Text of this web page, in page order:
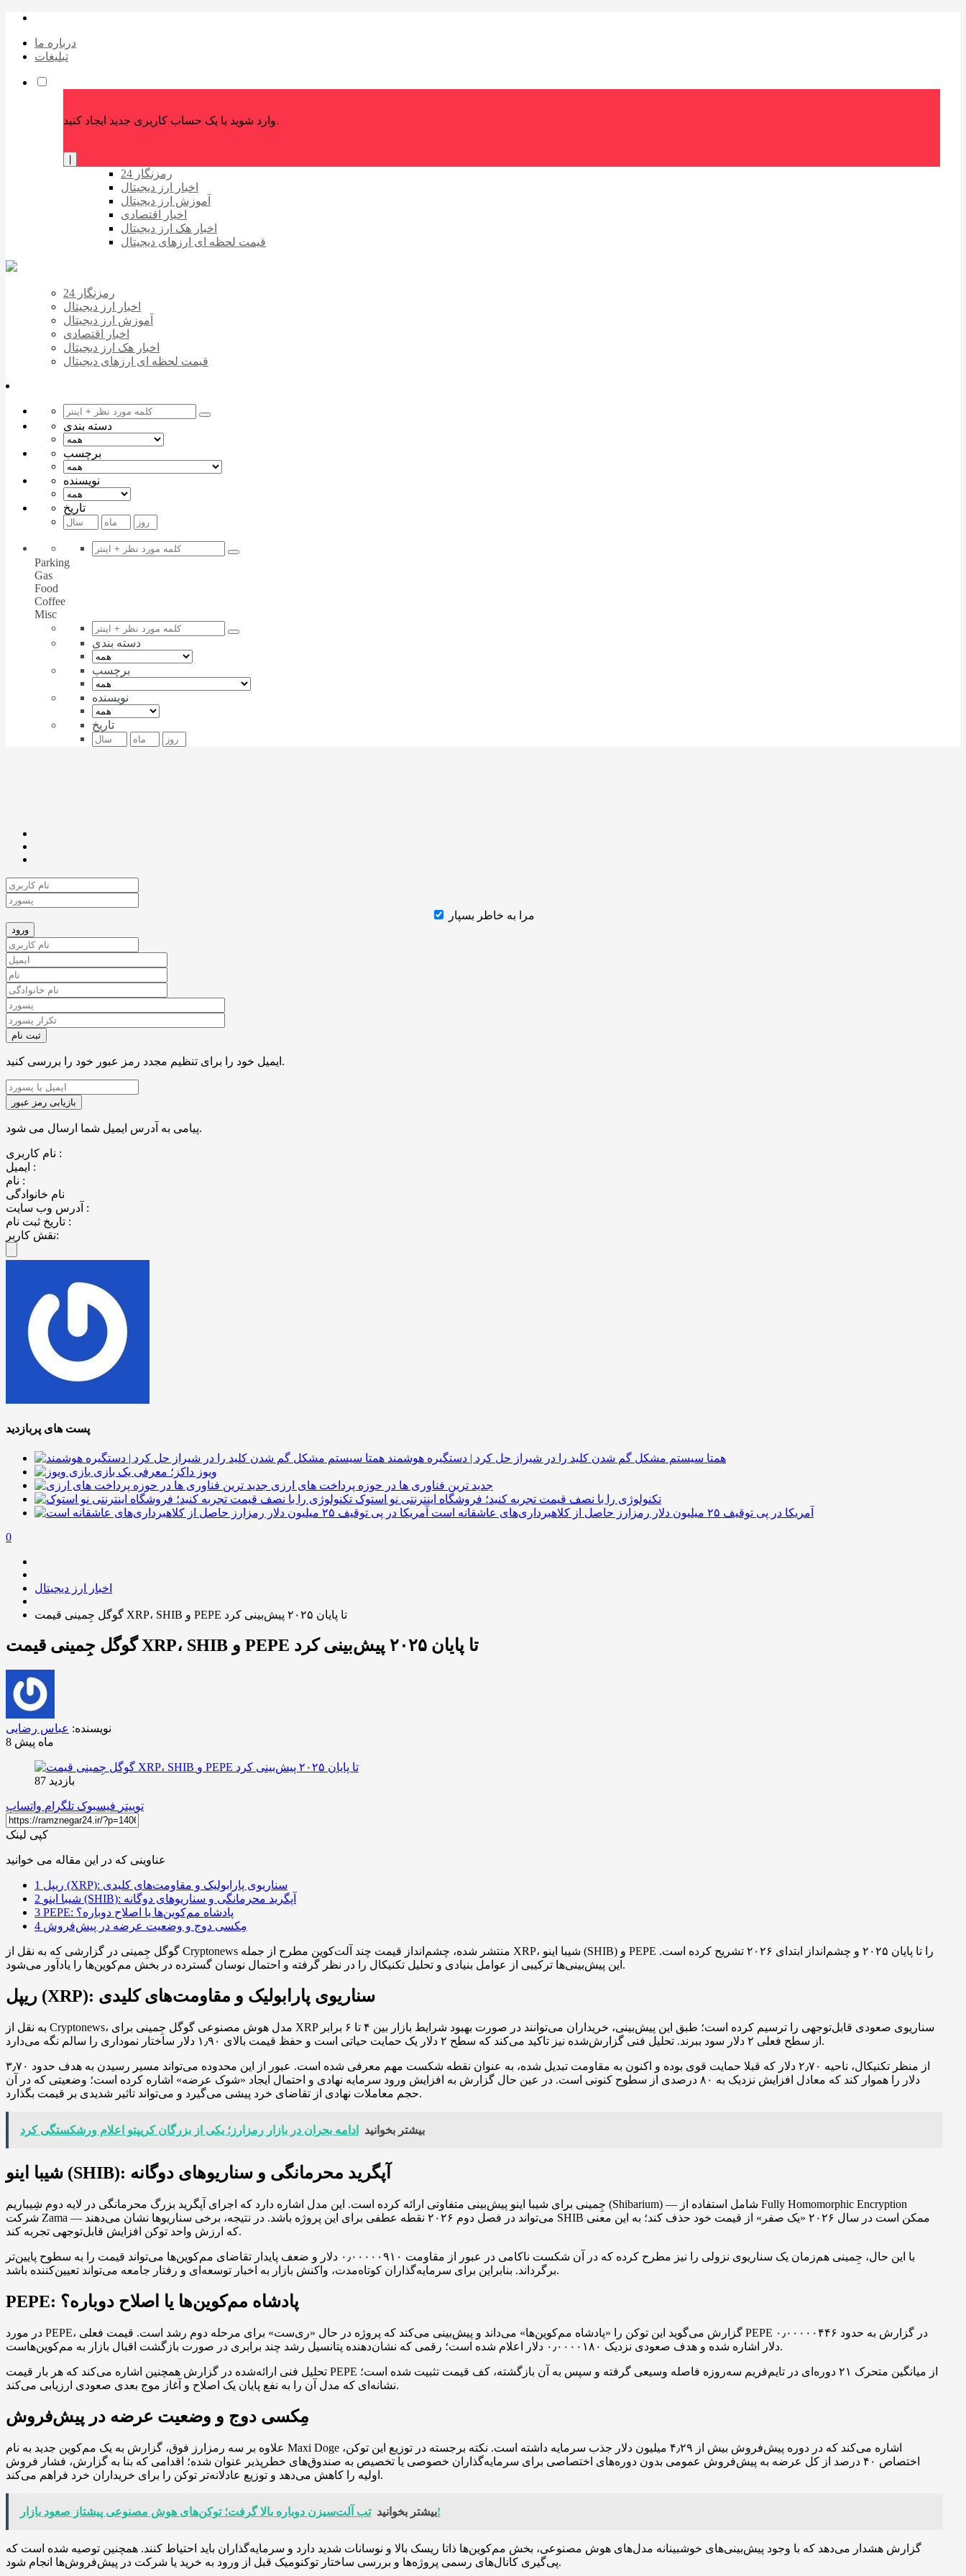
درباره ما
تبلیغات
وارد شوید یا یک حساب کاربری جدید ایجاد کنید.
رمزنگار 24
اخبار ارز دیجیتال
آموزش ارز دیجیتال
اخبار اقتصادی
اخبار هک ارز دیجیتال
قیمت لحظه ای ارزهای دیجیتال
رمزنگار 24
اخبار ارز دیجیتال
آموزش ارز دیجیتال
اخبار اقتصادی
اخبار هک ارز دیجیتال
قیمت لحظه ای ارزهای دیجیتال
دسته بندی
برچسب
نویسنده
تاریخ
Parking
Gas
Food
Coffee
Misc
دسته بندی
برچسب
نویسنده
تاریخ
مرا به خاطر بسپار
ایمیل خود را برای تنظیم مجدد رمز عبور خود را بررسی کنید.
پیامی به آدرس ایمیل شما ارسال می شود.
نام کاربری :
ایمیل :
نام :
نام خانوادگی
آدرس وب سایت :
تاریخ ثبت نام :
نقش کاربر:
پست های پربازدید
همتا سیستم مشکل گم شدن کلید را در شیراز حل کرد | دستگیره هوشمند
ویوز داکز؛ معرفی یک بازی
جدید ترین فناوری ها در حوزه پرداخت های ارزی
تکنولوژی را با نصف قیمت تجربه کنید؛ فروشگاه اینترنتی نو استوک
آمریکا در پی توقیف ۲۵ میلیون دلار رمزارز حاصل از کلاهبرداری‌های عاشقانه است
0
اخبار ارز دیجیتال
گوگل جِمینی قیمت XRP، SHIB و PEPE تا پایان ۲۰۲۵ پیش‌بینی کرد
گوگل جِمینی قیمت XRP، SHIB و PEPE تا پایان ۲۰۲۵ پیش‌بینی کرد
نویسنده: عباس رضایی
8 ماه پیش
بازدید 87
توییتر فیسبوک تلگرام واتساپ
کپی لینک
عناوینی که در این مقاله می خوانید
1
ریپل (XRP): سناریوی پارابولیک و مقاومت‌های کلیدی
2
شیبا اینو (SHIB): آپگرید محرمانگی و سناریوهای دوگانه
3
PEPE: پادشاه مم‌کوین‌ها یا اصلاح دوباره؟
4 مِکسی دوج و وضعیت عرضه در پیش‌فروش
گوگل جِمینی در گزارشی که به نقل از Cryptonews منتشر شده، چشم‌انداز قیمت چند آلت‌کوین مطرح از جمله XRP، شیبا اینو (SHIB) و PEPE را تا پایان ۲۰۲۵ و چشم‌انداز ابتدای ۲۰۲۶ تشریح کرده است.
این پیش‌بینی‌ها ترکیبی از عوامل بنیادی و تحلیل تکنیکال را در نظر گرفته و احتمال نوسان گسترده در بخش مم‌کوین‌ها را یادآور می‌شود.
ریپل (XRP): سناریوی پارابولیک و مقاومت‌های کلیدی
به نقل از Cryptonews، مدل هوش مصنوعی گوگل جِمینی برای XRP سناریوی صعودی قابل‌توجهی را ترسیم کرده است؛ طبق این پیش‌بینی، خریداران می‌توانند در صورت بهبود شرایط بازار بین ۴ تا ۶ برابر
از سطح فعلی ۲ دلار سود ببرند. تحلیل فنی گزارش‌شده نیز تاکید می‌کند که سطح ۲ دلار یک حمایت حیاتی است و حفظ قیمت بالای ۱٫۹۰ دلار ساختار نموداری را سالم نگه می‌دارد.
از منظر تکنیکال، ناحیه ۲٫۷۰ دلار که قبلا حمایت قوی بوده و اکنون به مقاومت تبدیل شده، به عنوان نقطه شکست مهم معرفی شده است. عبور از این محدوده می‌تواند مسیر رسیدن به هدف حدود ۳٫۷۰
دلار را هموار کند که معادل افزایش نزدیک به ۸۰ درصدی از سطوح کنونی است. در عین حال گزارش به افزایش ورود سرمایه نهادی و احتمال ایجاد «شوک عرضه» اشاره کرده است؛ وضعیتی که در آن
حجم معاملات نهادی از تقاضای خرد پیشی می‌گیرد و می‌تواند تاثیر شدیدی بر قیمت بگذارد.
بیشتر بخوانید ادامه بحران در بازار رمزارز؛ یکی از بزرگان کریپتو اعلام ورشکستگی کرد
شیبا اینو (SHIB): آپگرید محرمانگی و سناریوهای دوگانه
جِمینی برای شیبا اینو پیش‌بینی متفاوتی ارائه کرده است. این مدل اشاره دارد که اجرای آپگرید بزرگ محرمانگی در لایه دوم شِیباریم (Shibarium) — شامل استفاده از Fully Homomorphic Encryption
شرکت Zama — می‌تواند در فصل دوم ۲۰۲۶ نقطه عطفی برای این پروژه باشد. در نتیجه، برخی سناریوها نشان می‌دهند SHIB ممکن است در سال ۲۰۲۶ «یک صفر» از قیمت خود حذف کند؛ به این معنی
که ارزش واحد توکن افزایش قابل‌توجهی تجربه کند.
با این حال، جِمینی هم‌زمان یک سناریوی نزولی را نیز مطرح کرده که در آن شکست ناکامی در عبور از مقاومت ۰٫۰۰۰۰۰۹۱۰ دلار و ضعف پایدار تقاضای مم‌کوین‌ها می‌تواند قیمت را به سطوح پایین‌تر
برگرداند. بنابراین برای سرمایه‌گذاران کوتاه‌مدت، واکنش بازار به اخبار توسعه‌ای و رفتار جامعه می‌تواند تعیین‌کننده باشد.
PEPE: پادشاه مم‌کوین‌ها یا اصلاح دوباره؟
در مورد PEPE، گزارش می‌گوید این توکن را «پادشاه مم‌کوین‌ها» می‌داند و پیش‌بینی می‌کند که پروژه در حال «ری‌ست» برای مرحله دوم رشد است. قیمت فعلی PEPE در گزارش به حدود ۰٫۰۰۰۰۰۴۴۶
دلار اشاره شده و هدف صعودی نزدیک ۰٫۰۰۰۰۱۸۰ دلار اعلام شده است؛ رقمی که نشان‌دهنده پتانسیل رشد چند برابری در صورت بازگشت اقبال بازار به مم‌کوین‌هاست.
تحلیل فنی ارائه‌شده در گزارش همچنین اشاره می‌کند که هر بار قیمت PEPE از میانگین متحرک ۲۱ دوره‌ای در تایم‌فریم سه‌روزه فاصله وسیعی گرفته و سپس به آن بازگشته، کف قیمت تثبیت شده است؛
نشانه‌ای که مدل آن را به نفع پایان یک اصلاح و آغاز موج بعدی صعودی ارزیابی می‌کند.
مِکسی دوج و وضعیت عرضه در پیش‌فروش
علاوه بر سه رمزارز فوق، گزارش به یک مم‌کوین جدید به نام Maxi Doge اشاره می‌کند که در دوره پیش‌فروش بیش از ۴٫۲۹ میلیون دلار جذب سرمایه داشته است. نکته برجسته در توزیع این توکن،
اختصاص ۴۰ درصد از کل عرضه به پیش‌فروش عمومی بدون دوره‌های اختصاصی برای سرمایه‌گذاران خصوصی یا تخصیص به صندوق‌های خطرپذیر عنوان شده؛ اقدامی که بنا به گزارش، فشار فروش
اولیه را کاهش می‌دهد و توزیع عادلانه‌تر توکن را برای خریداران خرد فراهم می‌کند.
بیشتر بخوانیدتب آلت‌سیزن دوباره بالا گرفت؛ توکن‌های هوش مصنوعی پیشتاز صعود بازار!
گزارش هشدار می‌دهد که با وجود پیش‌بینی‌های خوشبینانه مدل‌های هوش مصنوعی، بخش مم‌کوین‌ها ذاتا ریسک بالا و نوسانات شدید دارد و سرمایه‌گذاران باید احتیاط کنند. همچنین توصیه شده است که
پی‌گیری کانال‌های رسمی پروژه‌ها و بررسی ساختار توکنومیک قبل از ورود به خرید یا شرکت در پیش‌فروش‌ها انجام شود.